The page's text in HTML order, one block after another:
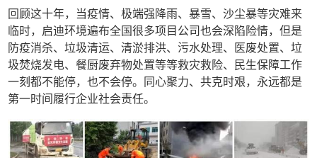
回顾这十年，当疫情、极端强降雨、暴雪、沙尘暴等灾难来
临时，启迪环境遍布全国很多项目公司也会深陷险情，但是
防疫消杀、垃圾清运、清淤排洪、污水处理、医废处置、垃
圾焚烧发电、餐厨废弃物处置等等救灾救险、民生保障工作
一刻都不能停，也不会停。同心聚力、共克时艰，永远都是
第一时间履行企业社会责任。